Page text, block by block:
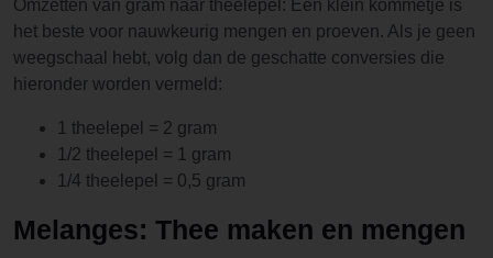
Omzetten van gram naar theelepel: Een klein kommetje is
het beste voor nauwkeurig mengen en proeven. Als je geen
weegschaal hebt, volg dan de geschatte conversies die
hieronder worden vermeld:
1 theelepel = 2 gram
1/2 theelepel = 1 gram
1/4 theelepel = 0,5 gram
Melanges: Thee maken en mengen